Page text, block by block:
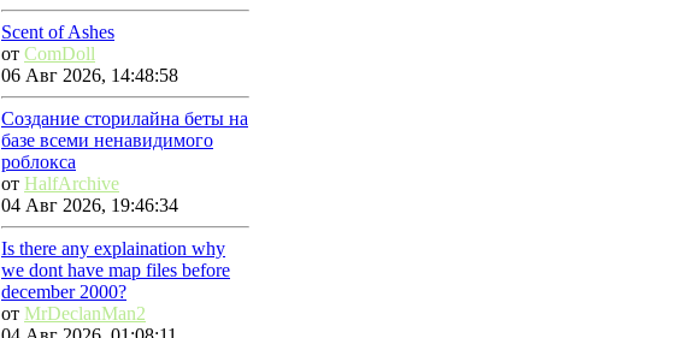
Scent of Ashes
от ComDoll
06 Авг 2026, 14:48:58
Создание сторилайна беты на
базе всеми ненавидимого
роблокса
от HalfArchive
04 Авг 2026, 19:46:34
Is there any explaination why
we dont have map files before
december 2000?
от MrDeclanMan2